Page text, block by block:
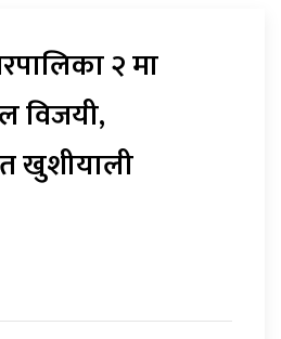
२ मा
विजयी,
खुशीयाली